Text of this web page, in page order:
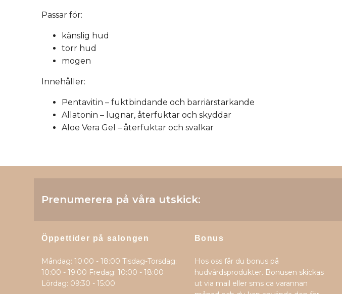
Passar för:
känslig hud
torr hud
mogen
Innehåller:
Pentavitin – fuktbindande och barriärstarkande
Allatonin – lugnar, återfuktar och skyddar
Aloe Vera Gel – återfuktar och svalkar
Prenumerera på våra utskick:
Öppettider på salongen
Måndag: 10:00 - 18:00 Tisdag-Torsdag:
10:00 - 19:00 Fredag: 10:00 - 18:00
Lördag: 09:30 - 15:00
Bonus
Hos oss får du bonus på
hudvårdsprodukter. Bonusen skickas
ut via mail eller sms ca varannan